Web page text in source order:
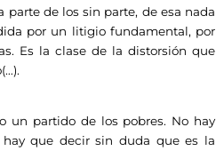
parte de los sin parte, de esa nada
por un litigio fundamental, por
Es la clase de la distorsión que
un partido de los pobres. No hay
que decir sin duda que es la